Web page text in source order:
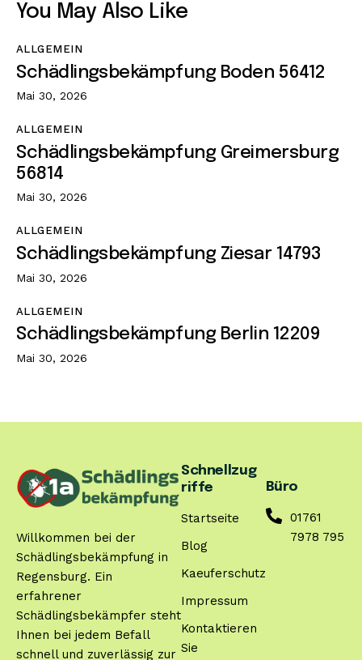
You May Also Like
ALLGEMEIN
Schädlingsbekämpfung Boden 56412
Mai 30, 2026
ALLGEMEIN
Schädlingsbekämpfung Greimersburg
56814
Mai 30, 2026
ALLGEMEIN
Schädlingsbekämpfung Ziesar 14793
Mai 30, 2026
ALLGEMEIN
Schädlingsbekämpfung Berlin 12209
Mai 30, 2026
Willkommen bei der
Schädlingsbekämpfung in
Regensburg. Ein
erfahrener
Schädlingsbekämpfer steht
Ihnen bei jedem Befall
schnell und zuverlässig zur
Schnellzug
riffe
Startseite
Blog
Kaeuferschutz
Impressum
Kontaktieren
Sie
Büro
01761
7978 795